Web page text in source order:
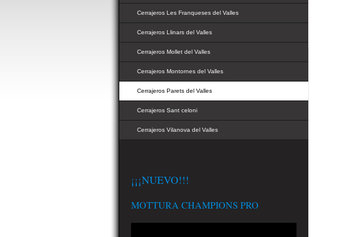
Cerrajeros Les Franqueses del Valles
Cerrajeros Llinars del Valles
Cerrajeros Mollet del Valles
Cerrajeros Montornes del Valles
Cerrajeros Parets del Valles
Cerrajeros Sant celoni
Cerrajeros Vilanova del Valles
¡¡¡NUEVO!!!
MOTTURA CHAMPIONS PRO